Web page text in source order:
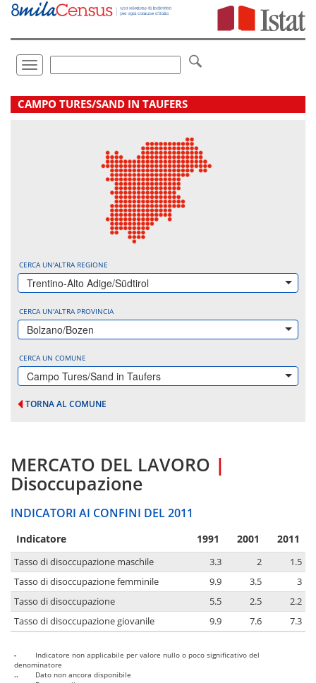
Vai
direttamente
Toggle
navigation
.
CAMPO TURES/SAND IN TAUFERS
CERCA UN'ALTRA REGIONE
Trentino-Alto Adige/Südtirol
CERCA UN'ALTRA PROVINCIA
Bolzano/Bozen
CERCA UN COMUNE
Campo Tures/Sand in Taufers
TORNA AL COMUNE
MERCATO DEL LAVORO |
Disoccupazione
INDICATORI AI CONFINI DEL 2011
Indicatore 1991 2001 2011
Tasso di disoccupazione maschile 3.3 2
1.5
Tasso di disoccupazione femminile
9.9 3.5
3
Tasso di disoccupazione
5.5 2.5
2.2
Tasso di disoccupazione giovanile
9.9 7.6 7.3
-
Indicatore non applicabile per valore nullo o poco significativo del
denominatore
..
Dato non ancora disponibile